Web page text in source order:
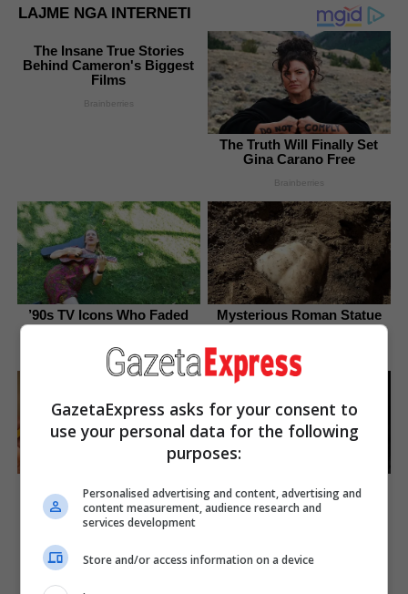
LAJME NGA INTERNETI
The Insane True Stories
Behind Cameron's Biggest
Films
Brainberries
The Truth Will Finally Set
Gina Carano Free
Brainberries
’90s TV Icons Who Faded
Out Of Hollywood
Brainberries
Mysterious Roman Statue
Unearthed In Toledo
Brainberries
That The Bible Forbids: Are
You Guilty?
Bond? Here's What We
Know So Far
GazetaExpress asks for your consent to
use your personal data for the following
purposes:
Personalised advertising and content, advertising and
content measurement, audience research and
services development
Store and/or access information on a device